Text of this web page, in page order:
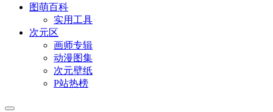
图萌百科
实用工具
次元区
画师专辑
动漫图集
次元壁纸
P站热榜